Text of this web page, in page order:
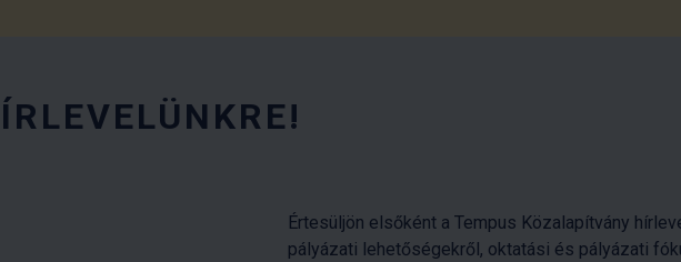
Értesüljön elsőként a Tempus Közalapítvány
pályázati lehetőségekről, oktatási és pályázati